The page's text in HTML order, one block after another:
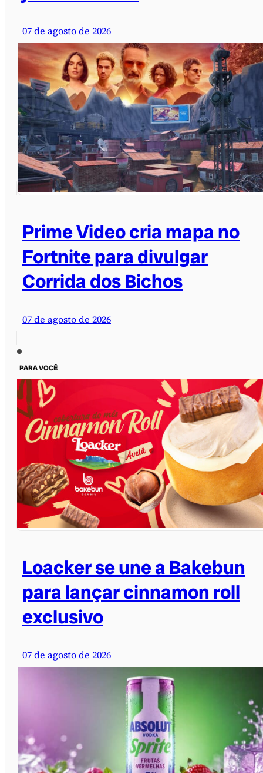
07 de agosto de 2026
Prime Video cria mapa no
Fortnite para divulgar
Corrida dos Bichos
07 de agosto de 2026
PARA VOCÊ
Loacker se une a Bakebun
para lançar cinnamon roll
exclusivo
07 de agosto de 2026